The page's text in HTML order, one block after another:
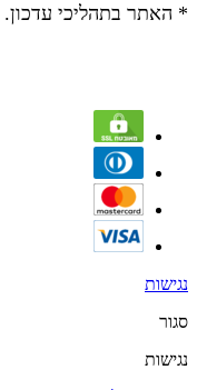
* האתר בתהליכי עדכון.
נגישות
סגור
נגישות